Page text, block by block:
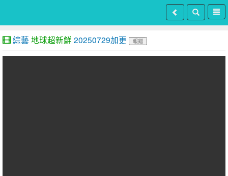
綜藝 地球超新鮮 20250729加更 報錯